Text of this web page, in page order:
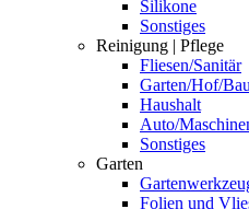
Silikone
Sonstiges
Reinigung | Pflege
Fliesen/Sanitär
Garten/Hof/
Haushalt
Auto/
Sonstiges
Garten
Folien und